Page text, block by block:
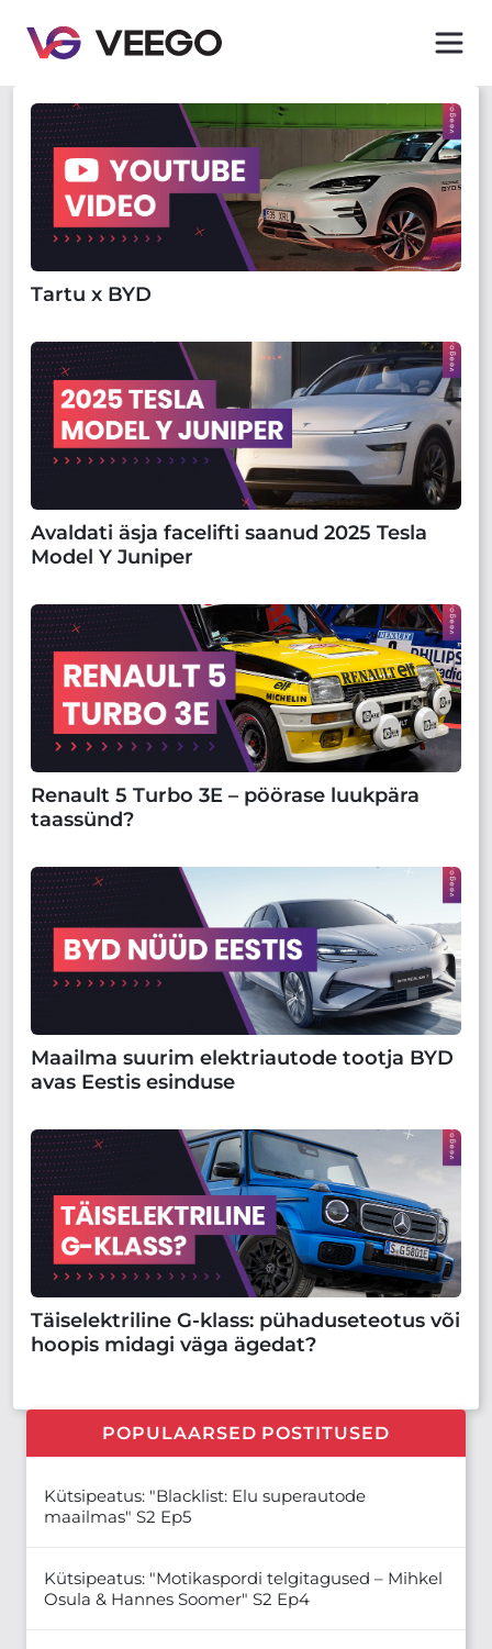
Tartu x BYD
Avaldati äsja facelifti saanud 2025 Tesla
Model Y Juniper
Renault 5 Turbo 3E – pöörase luukpära
taassünd?
Maailma suurim elektriautode tootja BYD
avas Eestis esinduse
Täiselektriline G-klass: pühaduseteotus või
hoopis midagi väga ägedat?
POPULAARSED POSTITUSED
Kütsipeatus: "Blacklist: Elu superautode
maailmas" S2 Ep5
Kütsipeatus: "Motikaspordi telgitagused – Mihkel
Osula & Hannes Soomer" S2 Ep4